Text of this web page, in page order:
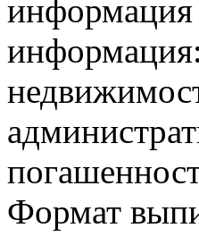
информация
Формат